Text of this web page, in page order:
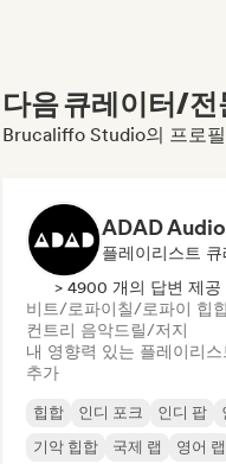
다음 큐레이터/전
Brucaliffo Studio의 프로
ADAD Audio
플레이리스트 큐
> 4900 개의 답변 제공
비트/로파이칠/로파이 힙
컨트리 음악드릴/저지
내 영향력 있는 플레이리
추가
힙합 인디 포크 인디 팝
기악 힙합
국제 랩 영어 랩